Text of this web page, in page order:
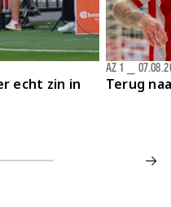
echt zin in
Terug
AZ 1